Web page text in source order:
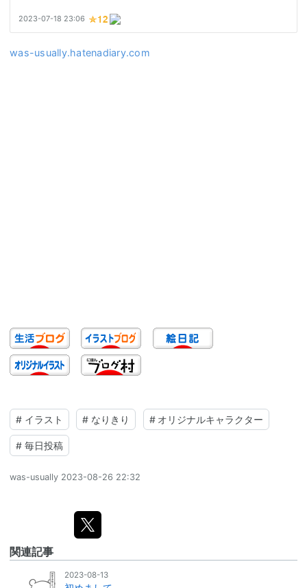
was-usually.hatenadiary.com
# イラスト # なりきり # オリジナルキャラクター
# 毎日投稿
was-usually 2023-08-26 22:32
関連記事
2023-08-13